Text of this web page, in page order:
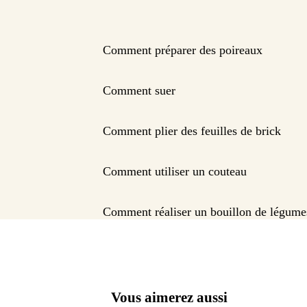
Comment préparer des poireaux
Comment suer
Comment plier des feuilles de brick
Comment utiliser un couteau
Comment réaliser un bouillon de
Vous aimerez aussi